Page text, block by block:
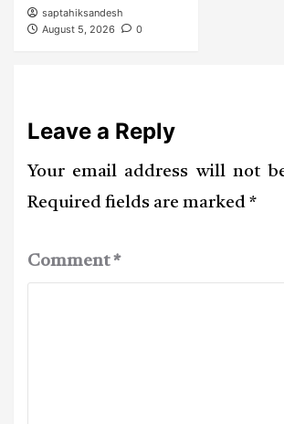
saptahiksandesh
August 5, 2026
0
Leave a Reply
Your email address will not
Required fields are marked *
Comment*